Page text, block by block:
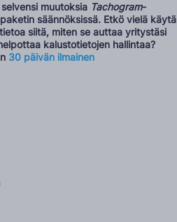
muutoksia Tachogram-
säännöksissä. Etkö vielä käytä
siitä, miten se auttaa yritystäsi
kalustotietojen hallintaa?
30 päivän ilmainen